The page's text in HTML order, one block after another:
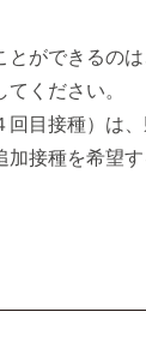
ができるの
ください。
目接種）は
接種を希望